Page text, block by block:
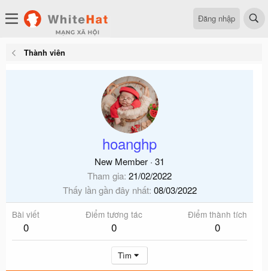
Đăng nhập
Thành viên
hoanghp
New Member · 31
Tham gia 21/02/2022
Thấy lần gần đây nhất 08/03/2022
Bài viết
0
Điểm tương tác
0
Điểm thành tích
0
Tìm